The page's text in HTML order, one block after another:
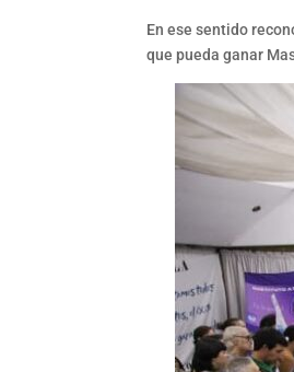
En ese sentido
que pueda ganar